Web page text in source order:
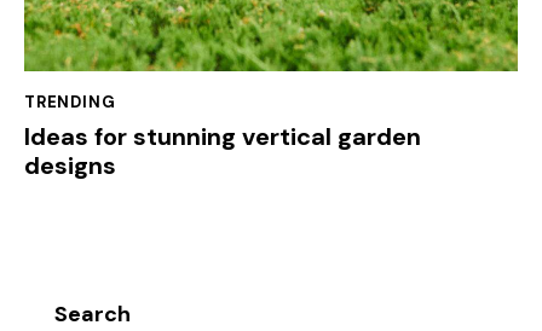
TRENDING
Ideas for stunning vertical garden
designs
Search